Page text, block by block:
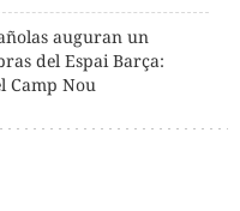
auguran un
del Espai Barça:
Camp Nou